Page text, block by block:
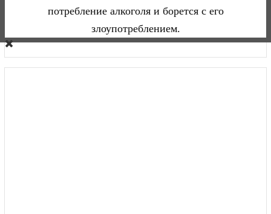
потребление алкоголя и борется с его
злоупотреблением.